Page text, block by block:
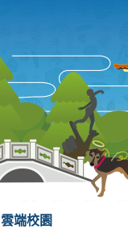
雲端校園